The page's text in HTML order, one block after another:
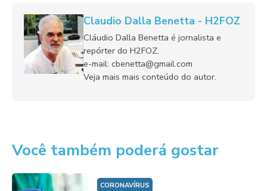
Claudio Dalla Benetta - H2FOZ
Cláudio Dalla Benetta é jornalista e
repórter do H2FOZ.
e-mail: cbenetta@gmail.com
Veja mais mais conteúdo do autor.
Você também poderá gostar
CORONAVÍRUS